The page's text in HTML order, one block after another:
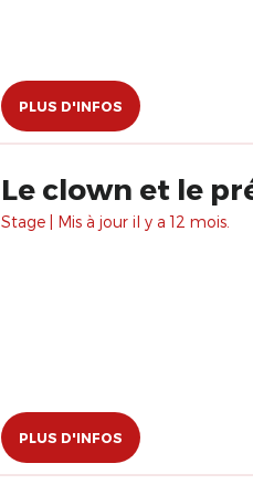
PLUS D'INFOS
Le clown et le
Stage | Mis à jour il y a 12 mois.
PLUS D'INFOS